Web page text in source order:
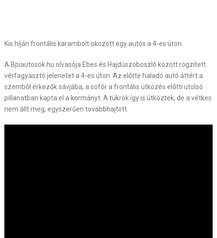
Kis híján frontális karambolt okozott egy autós a 4-es úton.
A Bpiautosok.hu olvasója Ebes és Hajdúszoboszló között rögzített
vérfagyasztó jelenetet a 4-es úton. Az előtte haladó autó áttért a
szemből érkezők sávjába, a sofőr a frontális ütközés előtti utolsó
pillanatban kapta el a kormányt. A tükrök így is ütköztek, de a vétkes
nem állt meg, egyszerűen továbbhajtott.